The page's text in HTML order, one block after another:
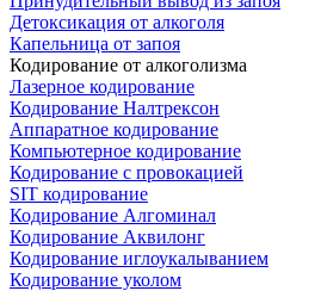
Детоксикация от алкоголя
Капельница от запоя
Кодирование от алкоголизма
Лазерное кодирование
Кодирование Налтрексон
Аппаратное кодирование
Компьютерное кодирование
Кодирование с провокацией
SIT кодирование
Кодирование Алгоминал
Кодирование Аквилонг
Кодирование иглоукалыванием
Кодирование уколом